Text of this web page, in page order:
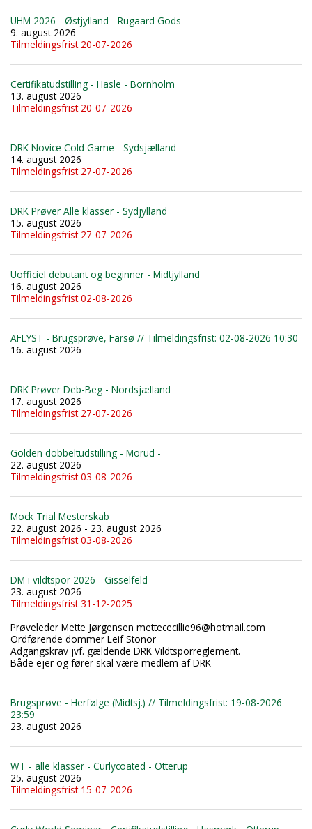
UHM 2026 - Østjylland - Rugaard Gods
9. august 2026
Tilmeldingsfrist 20-07-2026
Certifikatudstilling - Hasle - Bornholm
13. august 2026
Tilmeldingsfrist 20-07-2026
DRK Novice Cold Game - Sydsjælland
14. august 2026
Tilmeldingsfrist 27-07-2026
DRK Prøver Alle klasser - Sydjylland
15. august 2026
Tilmeldingsfrist 27-07-2026
Uofficiel debutant og beginner - Midtjylland
16. august 2026
Tilmeldingsfrist 02-08-2026
AFLYST - Brugsprøve, Farsø // Tilmeldingsfrist: 02-08-2026 10:30
16. august 2026
DRK Prøver Deb-Beg - Nordsjælland
17. august 2026
Tilmeldingsfrist 27-07-2026
Golden dobbeltudstilling - Morud -
22. august 2026
Tilmeldingsfrist 03-08-2026
Mock Trial Mesterskab
22. august 2026 - 23. august 2026
Tilmeldingsfrist 03-08-2026
DM i vildtspor 2026 - Gisselfeld
23. august 2026
Tilmeldingsfrist 31-12-2025
Prøveleder Mette Jørgensen mettececillie96@hotmail.com
Ordførende dommer Leif Stonor
Adgangskrav jvf. gældende DRK Vildtsporreglement.
Både ejer og fører skal være medlem af DRK
Brugsprøve - Herfølge (Midtsj.) // Tilmeldingsfrist: 19-08-2026
23:59
23. august 2026
WT - alle klasser - Curlycoated - Otterup
25. august 2026
Tilmeldingsfrist 15-07-2026